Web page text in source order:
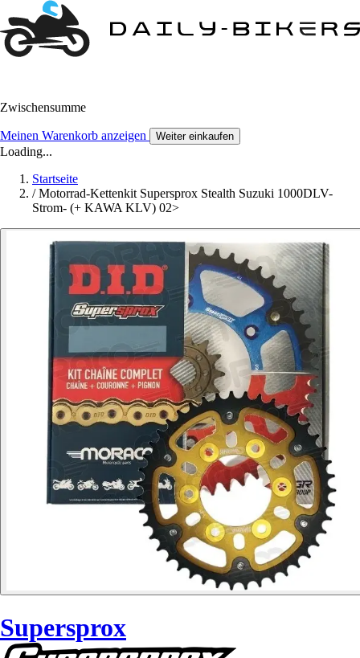
Zwischensumme
Meinen Warenkorb anzeigen Weiter einkaufen
Loading...
Startseite
/ Motorrad-Kettenkit Supersprox Stealth Suzuki 1000DLV-
Strom- (+ KAWA KLV) 02>
Supersprox